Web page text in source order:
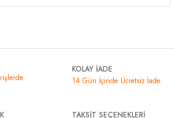
KOLAY İADE
14 Gün İçinde Ücretsiz İade
TAKSİT SEÇENEKLERİ